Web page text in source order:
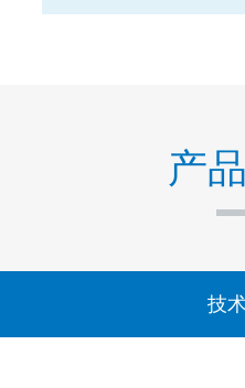
产
技